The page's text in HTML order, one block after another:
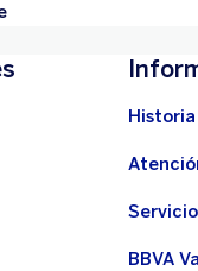
Historia
BBVA